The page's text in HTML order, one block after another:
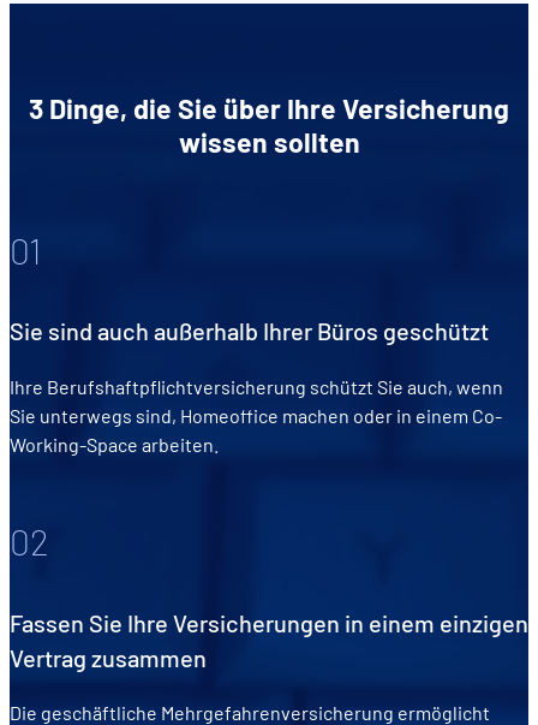
3 Dinge, die Sie über Ihre Versicherung
wissen sollten
01
Sie sind auch außerhalb Ihrer Büros geschützt
Ihre Berufshaftpflichtversicherung schützt Sie auch, wenn
Sie unterwegs sind, Homeoffice machen oder in einem Co-
Working-Space arbeiten.
02
Fassen Sie Ihre Versicherungen in einem einzigen
Vertrag zusammen
Die geschäftliche Mehrgefahrenversicherung ermöglicht